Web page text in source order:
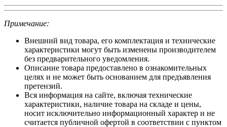
Примечание:
Внешний вид товара, его комплектация и технические
характеристики могут быть изменены производителем
без предварительного уведомления.
Описание товара предоставлено в ознакомительных
целях и не может быть основанием для предъявления
претензий.
Вся информация на сайте, включая технические
характеристики, наличие товара на складе и цены,
носит исключительно информационный характер и не
считается публичной офертой в соответствии с пунктом